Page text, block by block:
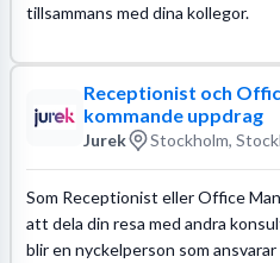
tillsammans med dina kollegor.
Receptionist och
kommande uppdrag
Jurek Stockholm,
Som Receptionist eller Office
att dela din resa med andra
blir en nyckelperson som